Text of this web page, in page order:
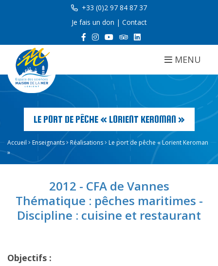
+33 (0)2 97 84 87 37
Je fais un don | Contact
MENU
LE PORT DE PÊCHE « LORIENT KEROMAN »
Accueil Enseignants Réalisations
Le port de pêche « Lorient Keroman
»
2012 - CFA de Vannes
Thématique : pêches maritimes -
Discipline : cuisine et restaurant
Objectifs :